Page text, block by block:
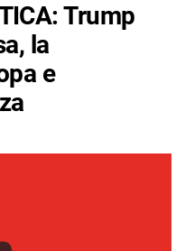
Trump
la
e